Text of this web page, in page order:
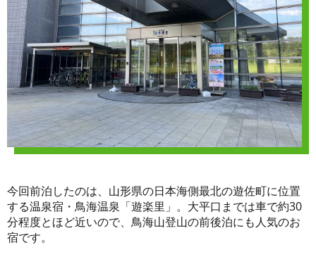
今回前泊したのは、山形県の日本海側最北の遊佐町に位置
する温泉宿・鳥海温泉「遊楽里」。大平口までは車で約30
分程度とほど近いので、鳥海山登山の前後泊にも人気のお
宿です。